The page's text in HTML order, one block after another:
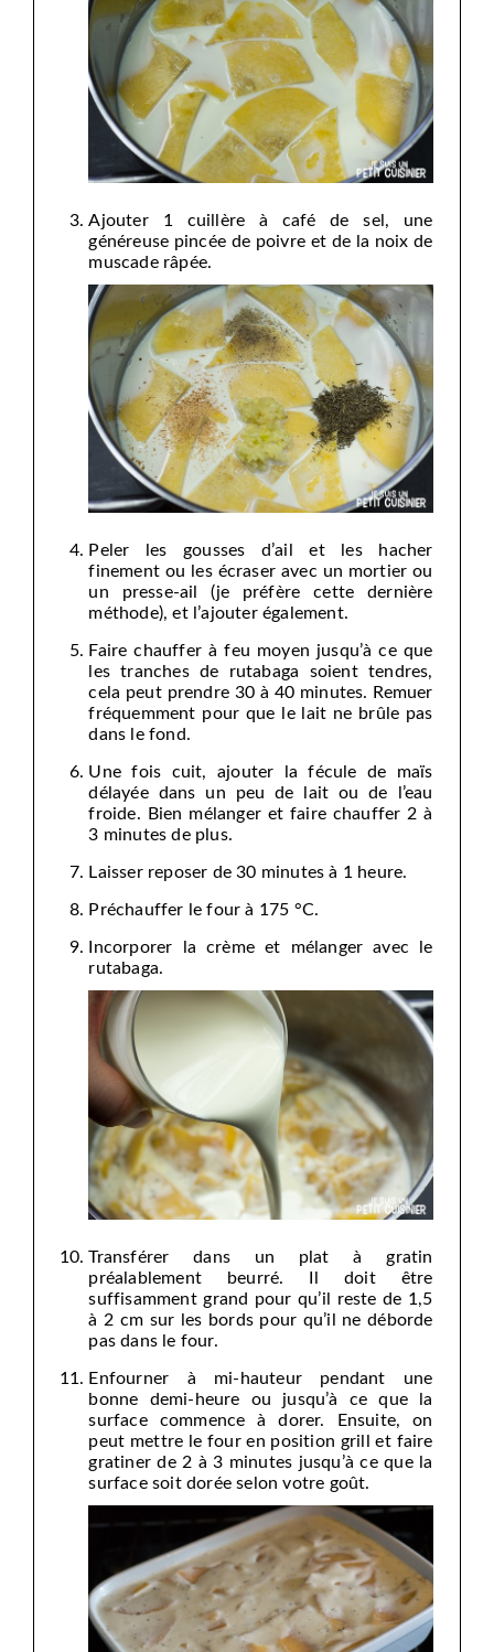
Ajouter 1 cuillère à café de sel, une
généreuse pincée de poivre et de la noix de
muscade râpée.
Peler les gousses d’ail et les hacher
finement ou les écraser avec un mortier ou
un presse-ail (je préfère cette dernière
méthode), et l’ajouter également.
Faire chauffer à feu moyen jusqu’à ce que
les tranches de rutabaga soient tendres,
cela peut prendre 30 à 40 minutes. Remuer
fréquemment pour que le lait ne brûle pas
dans le fond.
Une fois cuit, ajouter la fécule de maïs
délayée dans un peu de lait ou de l’eau
froide. Bien mélanger et faire chauffer 2 à
3 minutes de plus.
Laisser reposer de 30 minutes à 1 heure.
Préchauffer le four à 175 °C.
Incorporer la crème et mélanger avec le
rutabaga.
Transférer dans un plat à gratin
préalablement beurré. Il doit être
suffisamment grand pour qu’il reste de 1,5
à 2 cm sur les bords pour qu’il ne déborde
pas dans le four.
Enfourner à mi-hauteur pendant une
bonne demi-heure ou jusqu’à ce que la
surface commence à dorer. Ensuite, on
peut mettre le four en position grill et faire
gratiner de 2 à 3 minutes jusqu’à ce que la
surface soit dorée selon votre goût.